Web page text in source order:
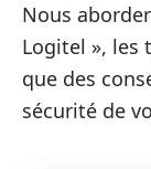
Nous
Logitel », les
que des
sécurité de